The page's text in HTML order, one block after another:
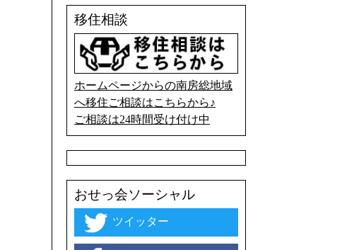
移住相談
ホームページからの南房総地域
へ移住ご相談はこちらから♪
ご相談は24時間受け付け中
おせっ会ソーシャル
ツイッター